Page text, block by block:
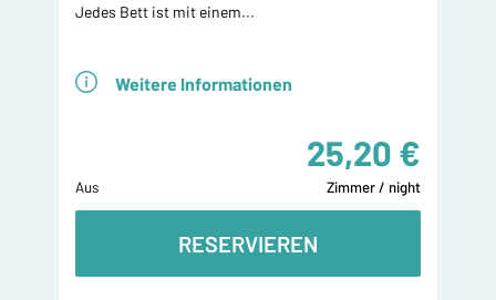
Jedes Bett ist mit einem...
Weitere Informationen
Aus
25,20 €
Zimmer / night
RESERVIEREN